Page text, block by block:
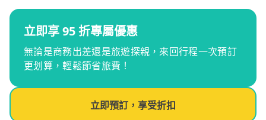
立即享 95 折專屬優惠
無論是商務出差還是旅遊探親，來回行程一次預訂
更划算，輕鬆節省旅費！
立即預訂，享受折扣